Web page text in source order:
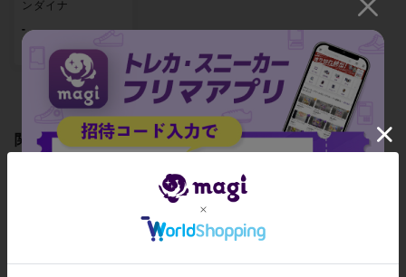
ンダイナ
-
出品数 2
関連製品